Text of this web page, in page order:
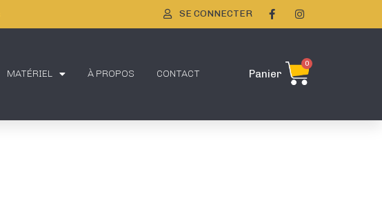
SE CONNECTER
MATÉRIEL À PROPOS CONTACT Panier
0